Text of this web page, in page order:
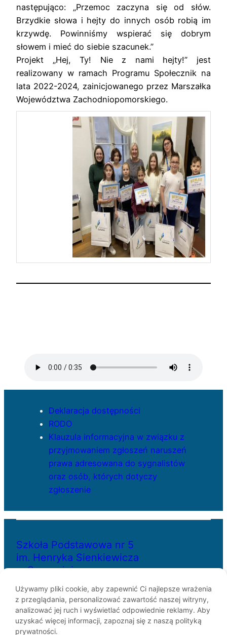
następująco: „Przemoc zaczyna się od słów.
Brzydkie słowa i hejty do innych osób robią im
krzywdę. Powinniśmy wspierać się dobrym
słowem i mieć do siebie szacunek.”
Projekt „Hej, Ty! Nie z nami hejty!” jest
realizowany w ramach Programu Społecznik na
lata 2022-2024, zainicjowanego przez Marszałka
Województwa Zachodniopomorskiego.
Deklaracja dostępności
RODO
Klauzula informacyjna w związku z
przyjmowaniem zgłoszeń naruszeń
prawa adresowana do sygnalistów
oraz osób, których dotyczy
zgłoszenie
Szkoła Podstawowa nr 5
im. Henryka Sienkiewicza
w Szczecinie
ul. Bł. Królowej Jadwigi 29
70-262 Szczecin
telefon: 91-433-30-07
Używamy pliki cookie, aby zapewnić Ci najlepsze wrażenia
z przeglądania, personalizować zawartość naszej witryny,
analizować jej ruch i wyświetlać odpowiednie reklamy. Aby
uzyskać więcej informacji, zapoznaj się z naszą polityką
prywatności.